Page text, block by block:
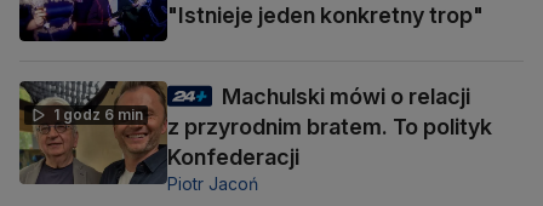
"Istnieje jeden konkretny trop"
1 godz 6 min
Machulski mówi o relacji
z przyrodnim bratem. To polityk
Konfederacji
Piotr Jacoń